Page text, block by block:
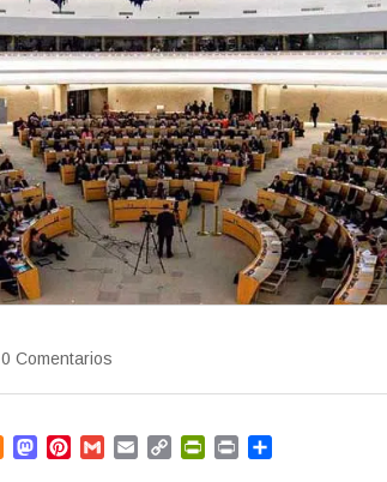
0 Comentarios
M
M
G